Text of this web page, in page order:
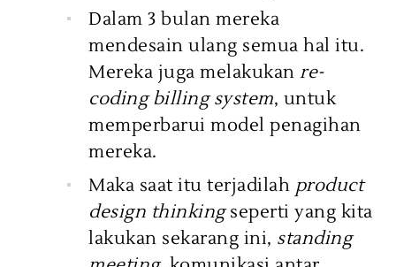
Dalam 3 bulan mereka
mendesain ulang semua hal itu.
Mereka juga melakukan re-
coding billing system, untuk
memperbarui model penagihan
mereka.
Maka saat itu terjadilah product
design thinkingseperti yang kita
lakukan sekarang ini, standing